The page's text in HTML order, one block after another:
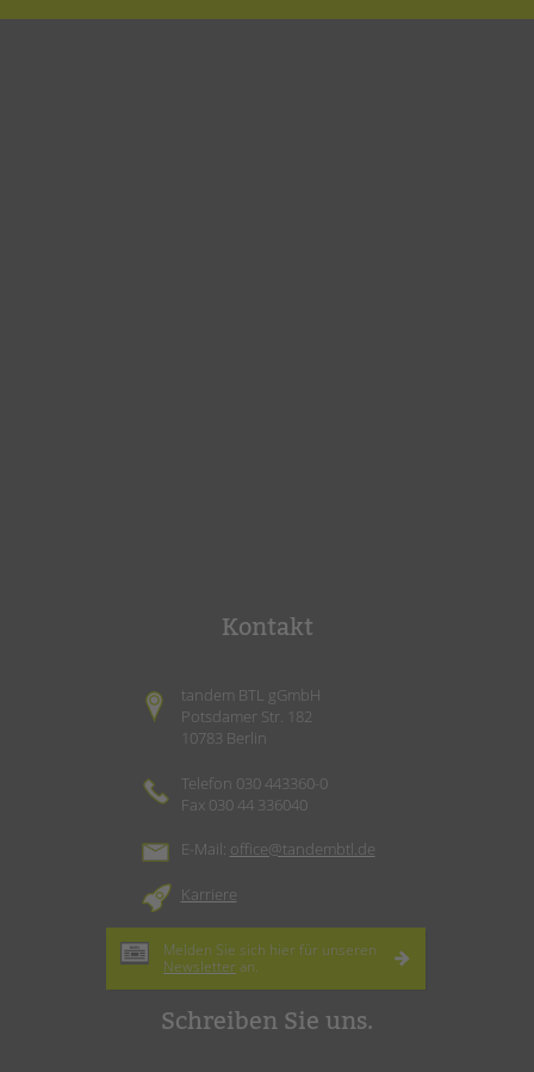
Kontakt
tandem BTL gGmbH
Potsdamer Str. 182
10783 Berlin
Telefon 030 443360-0
Fax 030 44 336040
E-Mail: office@tandembtl.de
Karriere
Melden Sie sich hier für unseren
Newsletter an.
Schreiben Sie uns.